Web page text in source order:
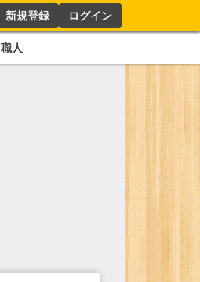
新規登録 ログイン
職人